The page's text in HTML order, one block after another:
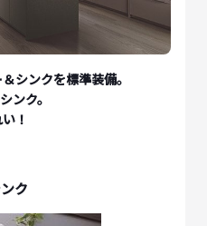
シンクを標準装備。
ンク。
！
ク